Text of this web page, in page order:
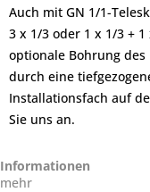
Auch mit GN 1/1-
3 x 1/3 oder 1 x 1/3 +
optionale Bohrung
durch eine
Installationsfach auf
Sie uns an.
Informationen
mehr